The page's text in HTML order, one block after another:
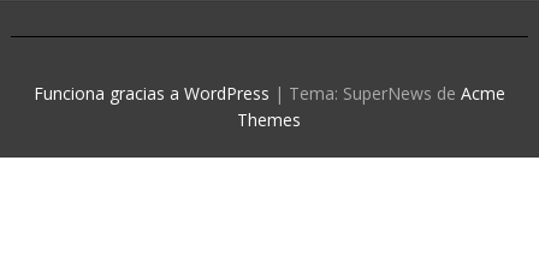
Funciona gracias a WordPress | Tema: SuperNews de Acme
Themes